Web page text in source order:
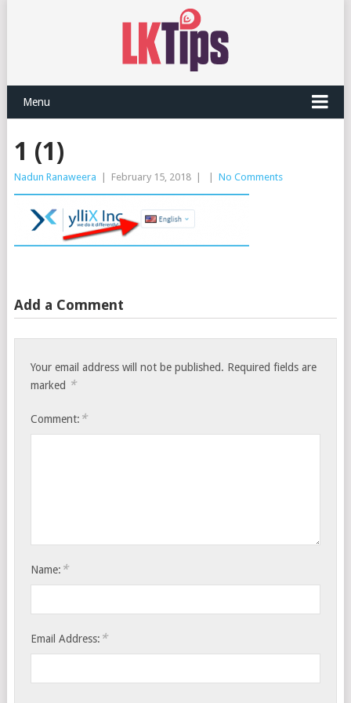
Menu
1 (1)
Nadun Ranaweera February 15, 2018 No Comments
Add a Comment
Your email address will not be published. Required fields are
marked *
Comment: *
Name: *
Email Address: *